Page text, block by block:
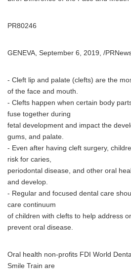
PR80246
GENEVA, September 6, 2019, /
- Cleft lip and palate (clefts) are the
of the face and mouth.
- Clefts happen when certain body
fuse together during
fetal development and impact the
gums, and palate.
- Even after having cleft surgery,
risk for caries,
periodontal disease, and other oral
and develop.
- Regular and focused dental care
care continuum
of children with clefts to help address
prevent oral disease.
Oral health non-profits FDI World
Smile Train are